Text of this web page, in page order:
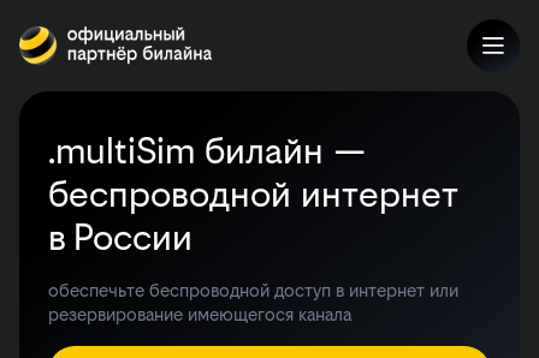
.multiSim билайн —
беспроводной интернет
в России
обеспечьте беспроводной доступ в интернет или
резервирование имеющегося канала